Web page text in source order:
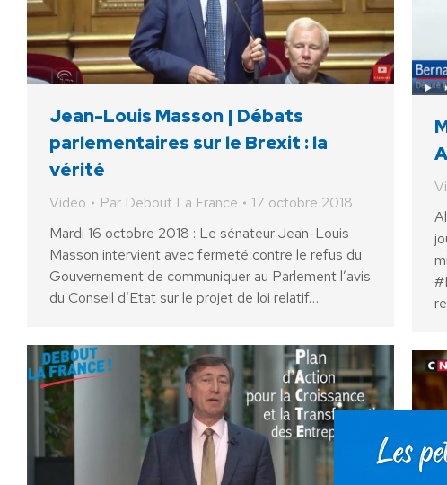
Jean-Louis Masson | Débats
parlementaires sur le Brexit : la
vérité
Vidéo Par Debout La France
17 octobre 2018
Mardi 16 octobre 2018 : Le sénateur Jean-Louis
Masson intervient avec fermeté contre le refus du
Gouvernement de communiquer au Parlement l’avis
du Conseil d’Etat sur le projet de loi relatif…